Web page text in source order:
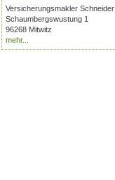
Versicherungsmakler Schneider
Schaumbergswustung 1
96268 Mitwitz
mehr...